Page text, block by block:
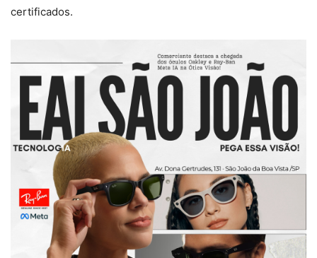
certificados.